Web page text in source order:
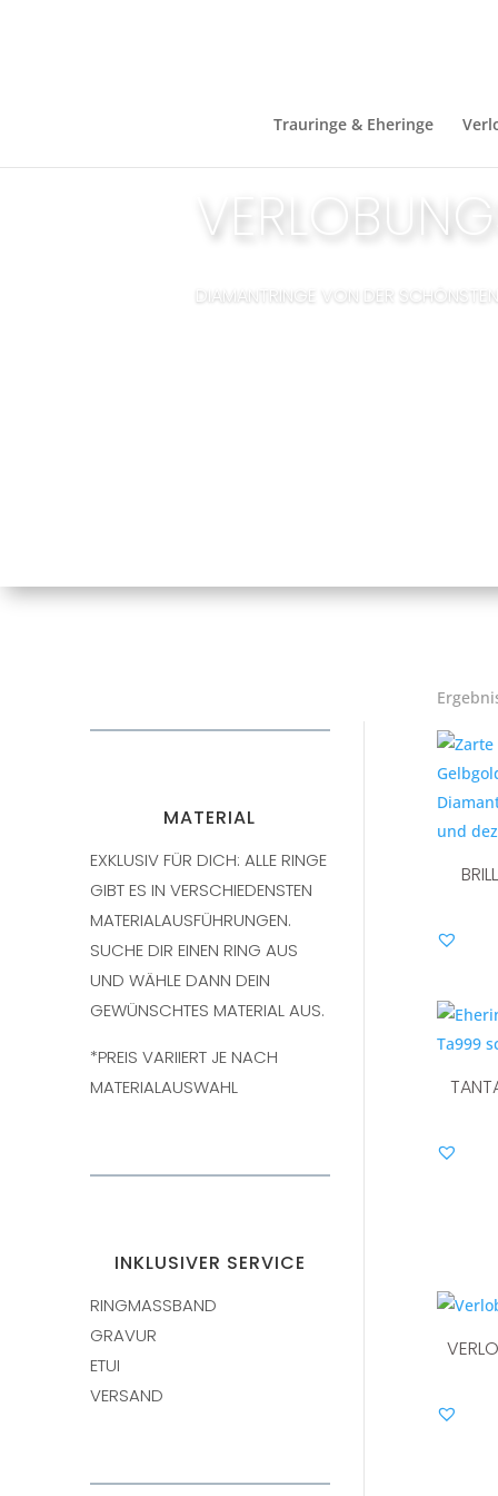
Trauringe & Eheringe
DIAMANTRINGE VON DER
MATERIAL
EXKLUSIV FÜR DICH: ALLE RINGE
GIBT ES IN VERSCHIEDENSTEN
MATERIALAUSFÜHRUNGEN.
SUCHE DIR EINEN RING AUS
UND WÄHLE DANN DEIN
GEWÜNSCHTES MATERIAL AUS.
*PREIS VARIIERT JE NACH
MATERIALAUSWAHL
INKLUSIVER SERVICE
RINGMASSBAND
GRAVUR
ETUI
VERSAND